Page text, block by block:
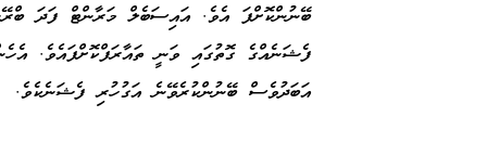
ބޭނުންކޮށްފަ އެވެ. އައިސަބެލް މަރާންޓް ފަދަ
ފެޝަނެއްގެ ގޮތުގައި ވަނީ ތައާރަފްކޮށްފައެވެ.
އަބަދުވެސް ބޭނުންކުރެވޭނެ އަގުހުރި ފެޝަނެކެވެ.